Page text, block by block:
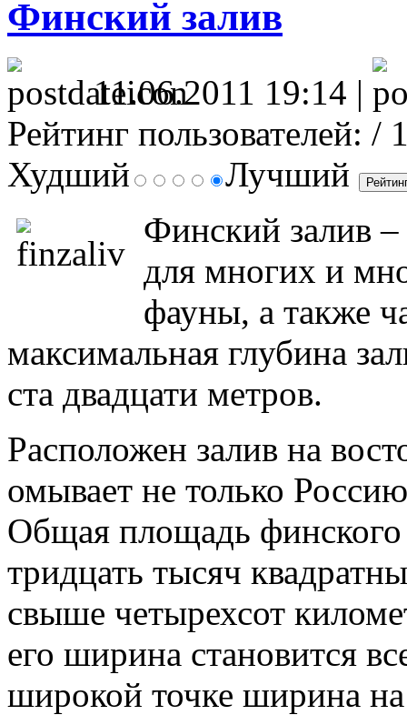
Финский залив
11.06.2011 19:14 |
Рейтинг пользователей: /
Худший
Лучший
Финский залив –
для многих и
фауны, а также
максимальная глубина
ста двадцати метров.
Расположен залив на
омывает не только
Общая площадь финского
тридцать тысяч
свыше четырехсот
его ширина становится
широкой точке ширина